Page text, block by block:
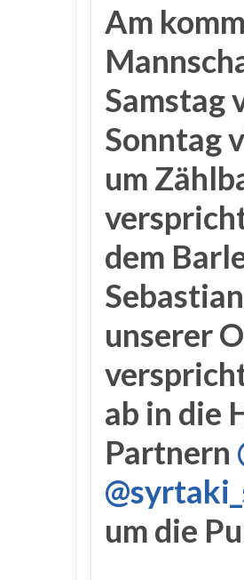
Am
Samstag
Sonntag
um
dem
unserer
ab in die
Partnern
um die